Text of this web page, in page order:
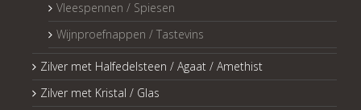
Vleespennen / Spiesen
Wijnproefnappen / Tastevins
Zilver met Halfedelsteen / Agaat / Amethist
Zilver met Kristal / Glas